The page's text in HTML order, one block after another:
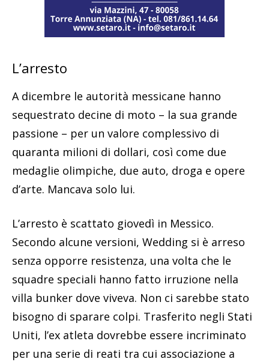
L’arresto
A dicembre le autorità messicane hanno
sequestrato decine di moto – la sua grande
passione – per un valore complessivo di
quaranta milioni di dollari, così come due
medaglie olimpiche, due auto, droga e opere
d’arte. Mancava solo lui.
L’arresto è scattato giovedì in Messico.
Secondo alcune versioni, Wedding si è arreso
senza opporre resistenza, una volta che le
squadre speciali hanno fatto irruzione nella
villa bunker dove viveva. Non ci sarebbe stato
bisogno di sparare colpi. Trasferito negli Stati
Uniti, l’ex atleta dovrebbe essere incriminato
per una serie di reati tra cui associazione a